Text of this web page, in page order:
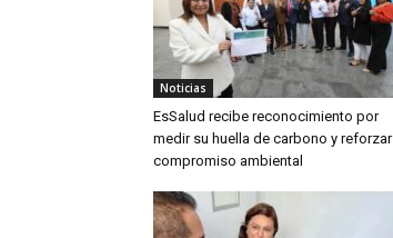
Noticias
EsSalud recibe reconocimiento por
medir su huella de carbono y reforzar
compromiso ambiental